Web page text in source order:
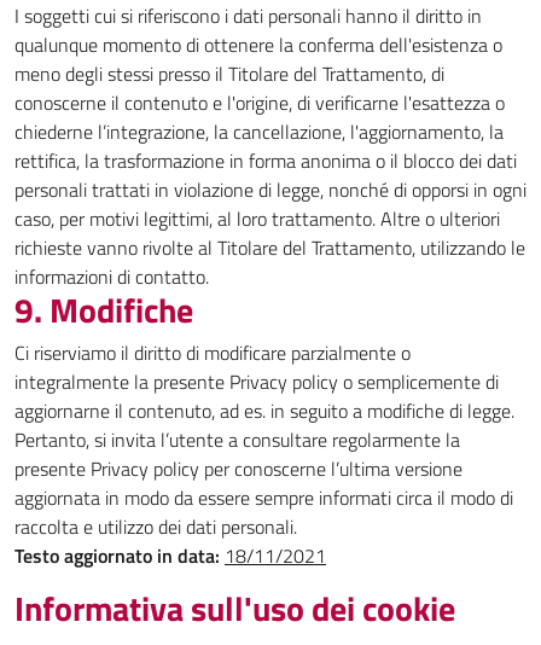
I soggetti cui si riferiscono i dati personali hanno il diritto in
qualunque momento di ottenere la conferma dell'esistenza o
meno degli stessi presso il Titolare del Trattamento, di
conoscerne il contenuto e l'origine, di verificarne l'esattezza o
chiederne l’integrazione, la cancellazione, l'aggiornamento, la
rettifica, la trasformazione in forma anonima o il blocco dei dati
personali trattati in violazione di legge, nonché di opporsi in ogni
caso, per motivi legittimi, al loro trattamento. Altre o ulteriori
richieste vanno rivolte al Titolare del Trattamento, utilizzando le
informazioni di contatto.
9. Modifiche
Ci riserviamo il diritto di modificare parzialmente o
integralmente la presente Privacy policy o semplicemente di
aggiornarne il contenuto, ad es. in seguito a modifiche di legge.
Pertanto, si invita l’utente a consultare regolarmente la
presente Privacy policy per conoscerne l’ultima versione
aggiornata in modo da essere sempre informati circa il modo di
raccolta e utilizzo dei dati personali.
Testo aggiornato in data: 18/11/2021
Informativa sull'uso dei cookie